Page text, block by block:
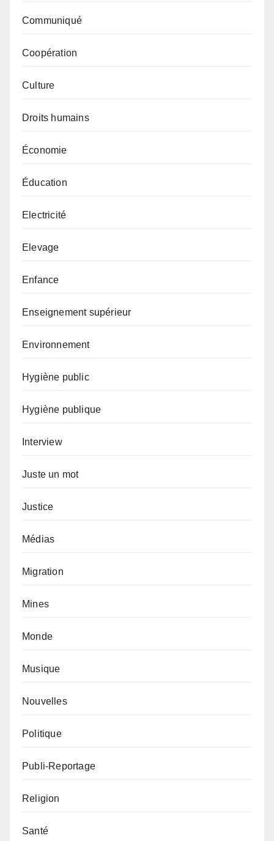
Communiqué
Coopération
Culture
Droits humains
Économie
Éducation
Electricité
Elevage
Enfance
Enseignement supérieur
Environnement
Hygiène public
Hygiène publique
Interview
Juste un mot
Justice
Médias
Migration
Mines
Monde
Musique
Nouvelles
Politique
Publi-Reportage
Religion
Santé